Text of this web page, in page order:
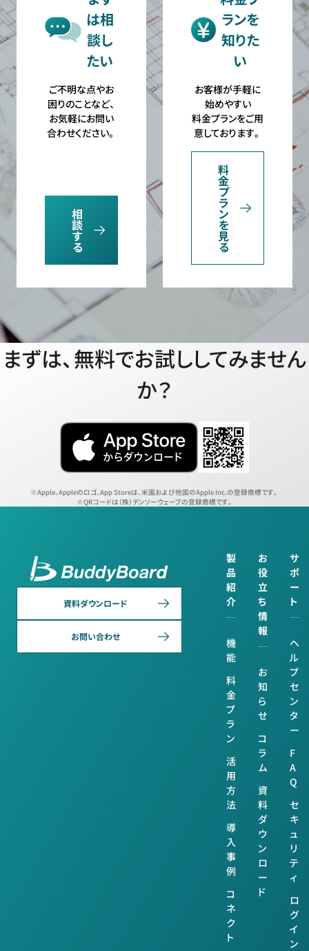
は相
談し
たい
ご不明な点やお
困りのことなど、
お気軽にお問い
合わせください。
相
談
す
る
ランを
知りた
い
お客様が手軽に
始めやすい
料金プランをご用
意しております。
料
金
プ
ラ
ン
を
見
る
まずは、無料でお試ししてみません
か？
Apple、Appleのロゴ、App Storeは、米国および他国のApple Inc.の登録商標です。
QRコードは（株）デンソーウェーブの登録商標です。
資料ダウンロード
お問い合わせ
製
品
紹
介
機
能
料
金
プ
ラ
ン
活
用
方
法
導
入
事
例
コ
ネ
ク
ト
お
役
立
ち
情
報
お
知
ら
せ
コ
ラ
ム
資
料
ダ
ウ
ン
ロ
ー
ド
サ
ポ
ー
ト
ヘ
ル
プ
セ
ン
タ
ー
F
A
Q
セ
キ
ュ
リ
テ
ィ
ロ
グ
イ
ン